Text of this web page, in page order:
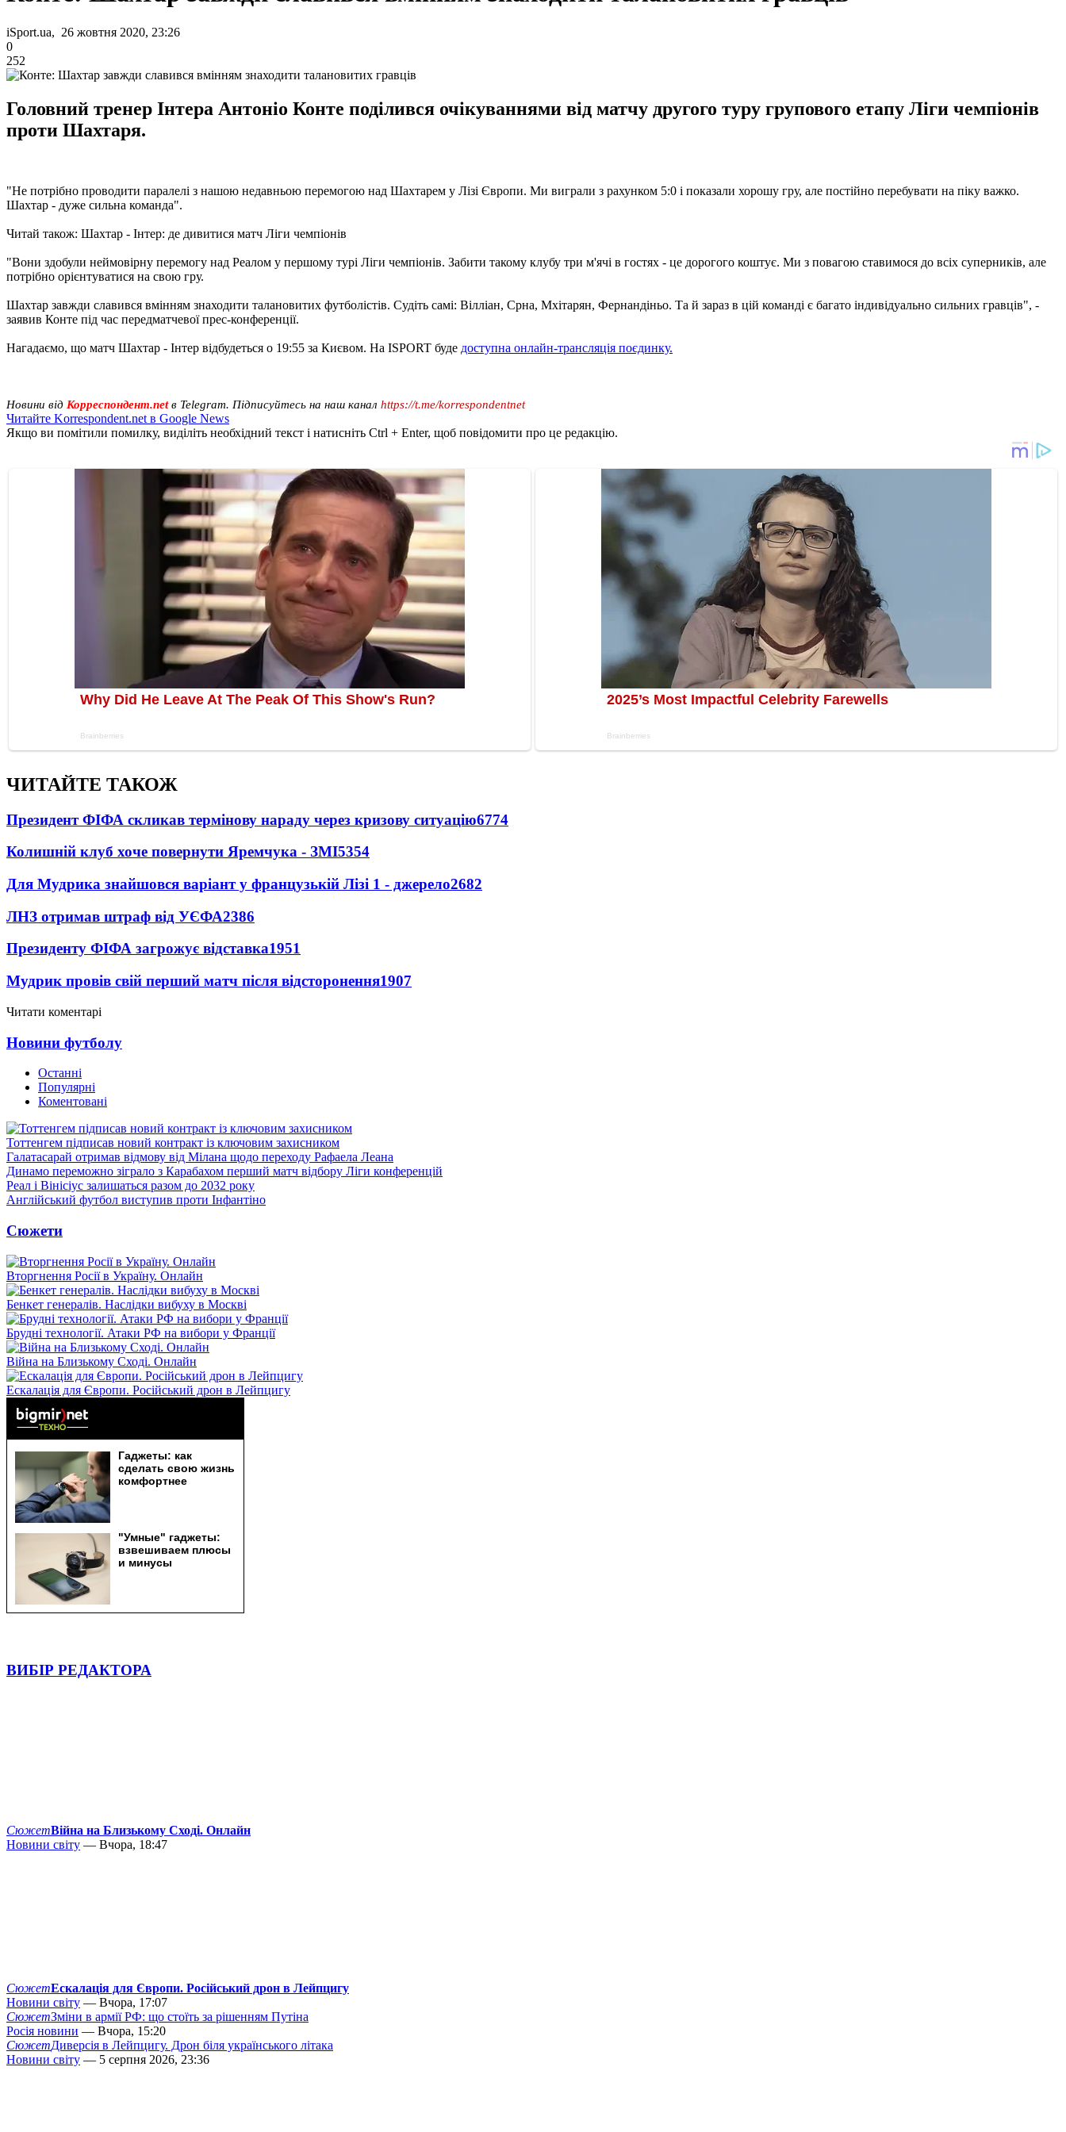
iSport.ua, 26 жовтня 2020, 23:26
0
252
Головний тренер Інтера Антоніо Конте поділився очікуваннями від матчу другого туру групового етапу Ліги чемпіонів
проти Шахтаря.
"Не потрібно проводити паралелі з нашою недавньою перемогою над Шахтарем у Лізі Європи. Ми виграли з рахунком 5:0 і показали хорошу гру, але постійно перебувати на піку важко.
Шахтар - дуже сильна команда".
Читай також: Шахтар - Інтер: де дивитися матч Ліги чемпіонів
"Вони здобули неймовірну перемогу над Реалом у першому турі Ліги чемпіонів. Забити такому клубу три м'ячі в гостях - це дорогого коштує. Ми з повагою ставимося до всіх суперників, але
потрібно орієнтуватися на свою гру.
Шахтар завжди славився вмінням знаходити талановитих футболістів. Судіть самі: Вілліан, Срна, Мхітарян, Фернандіньо. Та й зараз в цій команді є багато індивідуально сильних гравців", -
заявив Конте під час передматчевої прес-конференції.
Нагадаємо, що матч Шахтар - Інтер відбудеться о 19:55 за Києвом. На ISPORT буде доступна онлайн-трансляція поєдинку.
Новини від Корреспондент.netв Telegram. Підписуйтесь на наш канал https://t.me/korrespondentnet
Читайте Korrespondent.net в Google News
Якщо ви помітили помилку, виділіть необхідний текст і натисніть Ctrl + Enter, щоб повідомити про це редакцію.
ЧИТАЙТЕ ТАКОЖ
Президент ФІФА скликав термінову нараду через кризову ситуацію6774
Колишній клуб хоче повернути Яремчука - ЗМІ5354
Для Мудрика знайшовся варіант у французькій Лізі 1 - джерело2682
ЛНЗ отримав штраф від УЄФА2386
Президенту ФІФА загрожує відставка1951
Мудрик провів свій перший матч після відсторонення1907
Читати коментарі
Новини футболу
Останні
Популярні
Коментовані
Тоттенгем підписав новий контракт із ключовим захисником
Галатасарай отримав відмову від Мілана щодо переходу Рафаела Леана
Динамо переможно зіграло з Карабахом перший матч відбору Ліги конференцій
Реал і Вінісіус залишаться разом до 2032 року
Англійський футбол виступив проти Інфантіно
Сюжети
Вторгнення Росії в Україну. Онлайн
Бенкет генералів. Наслідки вибуху в Москві
Брудні технології. Атаки РФ на вибори у Франції
Війна на Близькому Сході. Онлайн
Ескалація для Європи. Російський дрон в Лейпцигу
ВИБІР РЕДАКТОРА
СюжетВійна на Близькому Сході. Онлайн
Новини світу — Вчора, 18:47
СюжетЕскалація для Європи. Російський дрон в Лейпцигу
Новини світу — Вчора, 17:07
СюжетЗміни в армії РФ: що стоїть за рішенням Путіна
Росія новини — Вчора, 15:20
СюжетДиверсія в Лейпцигу. Дрон біля українського літака
Новини світу — 5 серпня 2026, 23:36